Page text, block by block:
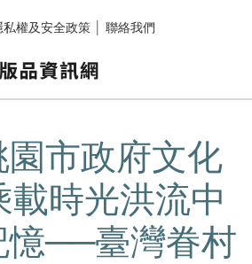
私權及安全政策 聯絡我們
園市政府文化
載時光洪流中
憶──臺灣眷村